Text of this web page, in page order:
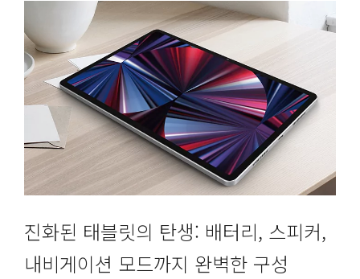
진화된 태블릿의 탄생: 배터리, 스피커,
내비게이션 모드까지 완벽한 구성